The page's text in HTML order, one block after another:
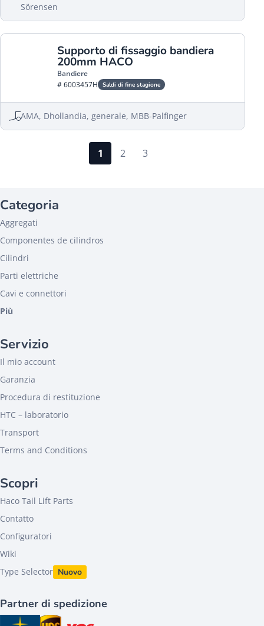
Sörensen
Supporto di fissaggio bandiera
200mm HACO
Bandiere
# 6003457H
Saldi di fine stagione
AMA, Dhollandia, generale, MBB-Palfinger
1 2 3
Categoria
Aggregati
Componentes de cilindros
Cilindri
Parti elettriche
Cavi e connettori
Più
Servizio
Il mio account
Garanzia
Procedura di restituzione
HTC – laboratorio
Transport
Terms and Conditions
Scopri
Haco Tail Lift Parts
Contatto
Configuratori
Wiki
Type Selector Nuovo
Partner di spedizione